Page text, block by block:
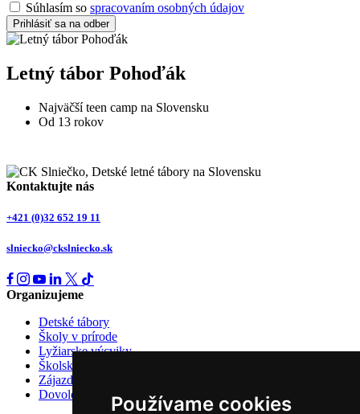
Používame cookies
Súhlasím so spracovaním osobných údajov
Prihlásiť sa na odber
Letný tábor Pohoďák
Najväčší teen camp na Slovensku
Od 13 rokov
Kontaktujte nás
+421 (0)32 652 19 11
slniecko@ckslniecko.sk
Organizujeme
Detské tábory
Školy v prírode
Lyžiarske výcviky
Školské výlety
Zájazdy a výlety
Dovolenky